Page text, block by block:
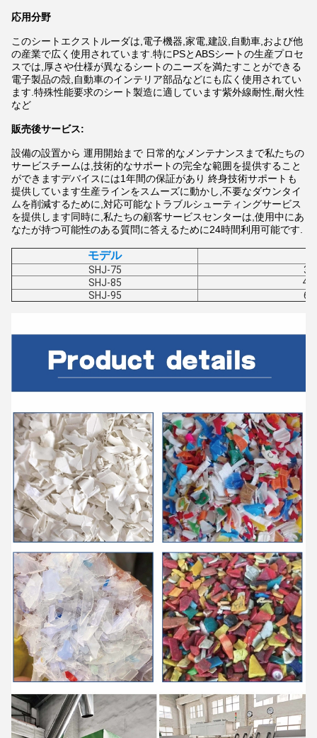
応用分野
このシートエクストルーダは,電子機器,家電,建設,自動車,および他
の産業で広く使用されています.特にPSとABSシートの生産プロセ
スでは,厚さや仕様が異なるシートのニーズを満たすことができる
電子製品の殻,自動車のインテリア部品などにも広く使用されてい
ます.特殊性能要求のシート製造に適しています紫外線耐性,耐火性
など
販売後サービス:
設備の設置から 運用開始まで 日常的なメンテナンスまで私たちの
サービスチームは,技術的なサポートの完全な範囲を提供すること
ができますデバイスには1年間の保証があり 終身技術サポートも
提供しています生産ラインをスムーズに動かし,不要なダウンタイ
ムを削減するために,対応可能なトラブルシューティングサービス
を提供します同時に,私たちの顧客サービスセンターは,使用中にあ
なたが持つ可能性のある質問に答えるために24時間利用可能です.
モデル
SHJ-75
SHJ-85
SHJ-95